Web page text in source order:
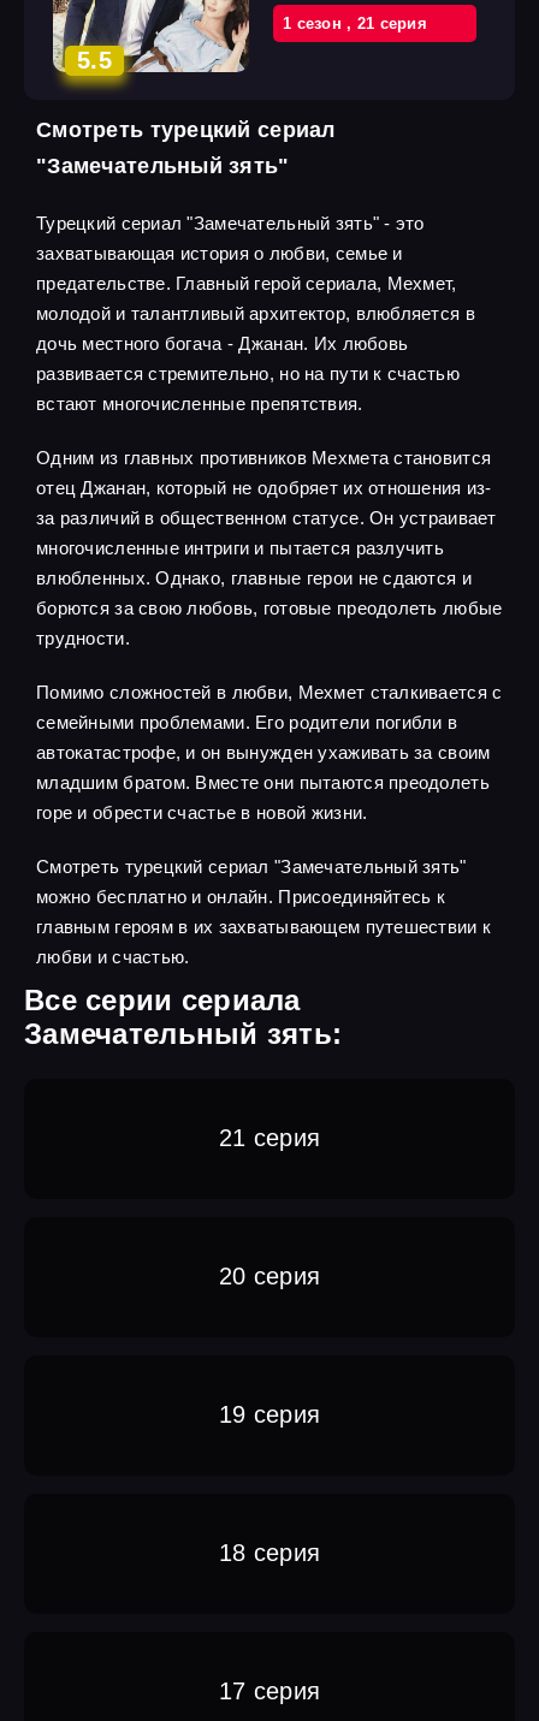
5.5
1 cезон, 21 cерия
Смотреть турецкий сериал
"Замечательный зять"
Турецкий сериал "Замечательный зять" - это
захватывающая история о любви, семье и
предательстве. Главный герой сериала, Мехмет,
молодой и талантливый архитектор, влюбляется в
дочь местного богача - Джанан. Их любовь
развивается стремительно, но на пути к счастью
встают многочисленные препятствия.
Одним из главных противников Мехмета становится
отец Джанан, который не одобряет их отношения из-
за различий в общественном статусе. Он устраивает
многочисленные интриги и пытается разлучить
влюбленных. Однако, главные герои не сдаются и
борются за свою любовь, готовые преодолеть любые
трудности.
Помимо сложностей в любви, Мехмет сталкивается с
семейными проблемами. Его родители погибли в
автокатастрофе, и он вынужден ухаживать за своим
младшим братом. Вместе они пытаются преодолеть
горе и обрести счастье в новой жизни.
Смотреть турецкий сериал "Замечательный зять"
можно бесплатно и онлайн. Присоединяйтесь к
главным героям в их захватывающем путешествии к
любви и счастью.
Все серии сериала
Замечательный зять:
21 серия
20 серия
19 серия
18 серия
17 серия